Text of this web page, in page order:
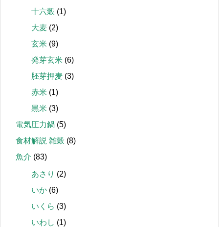
十六穀 (1)
大麦 (2)
玄米 (9)
発芽玄米 (6)
胚芽押麦 (3)
赤米 (1)
黒米 (3)
電気圧力鍋 (5)
食材解説 雑穀 (8)
魚介 (83)
あさり (2)
いか (6)
いくら (3)
いわし (1)